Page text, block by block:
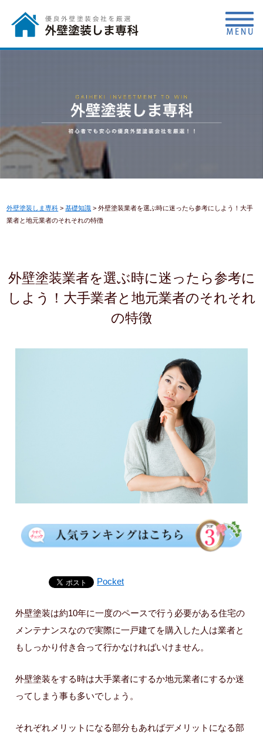
外壁塗装しま専科 >基礎知識 >外壁塗装業者を選ぶ時に迷ったら参考にしよう！大手
業者と地元業者のそれそれの特徴
外壁塗装業者を選ぶ時に迷ったら参考に
しよう！大手業者と地元業者のそれそれ
の特徴
Pocket
外壁塗装は約10年に一度のペースで行う必要がある住宅の
メンテナンスなので実際に一戸建てを購入した人は業者と
もしっかり付き合って行かなければいけません。
外壁塗装をする時は大手業者にするか地元業者にするか迷
ってしまう事も多いでしょう。
それぞれメリットになる部分もあればデメリットになる部